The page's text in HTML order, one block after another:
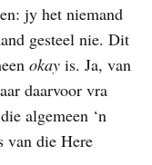
jy het niemand
gesteel nie. Dit
okay is. Ja, van
daarvoor vra
algemeen ‘n
van die Here